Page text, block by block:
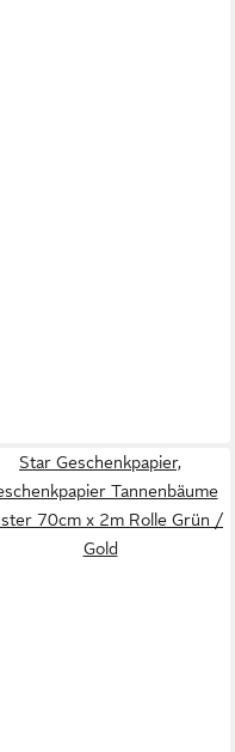
Star Geschenkpapier,
Tannenbäume
70cm x 2m Rolle Grün /
Gold